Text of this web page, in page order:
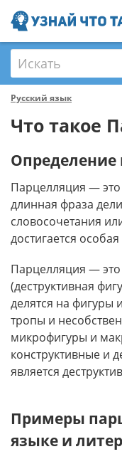
Искать
Русский язык
Что такое
Определение
Парцелляция —
длинная фраза
словосочетания
достигается
Парцелляция —
(деструктивная
делятся на фигуры
тропы и
микрофигуры и
конструктивные и
является
Примеры
языке и